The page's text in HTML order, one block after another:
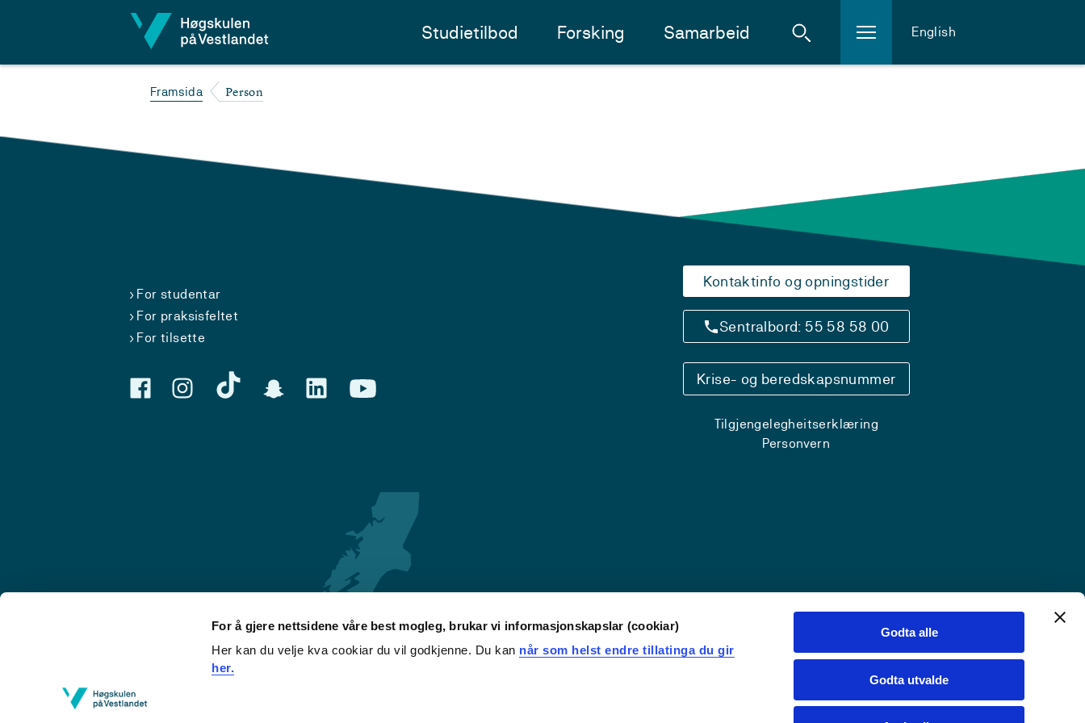
For å gjere nettsidene våre best mogleg, brukar vi informasjonskapslar (cookiar)
Her kan du velje kva cookiar du vil godkjenne. Du kan når som helst endre tillatinga du gir
her.
Godta alle
Godta utvalde
Studietilbod Forsking Samarbeid English
Framsida Person
For studentar
For praksisfeltet
For tilsette
Kontaktinfo og opningstider
Sentralbord: 55 58 58 00
Krise- og beredskapsnummer
Tilgjengelegheitserklæring
Personvern